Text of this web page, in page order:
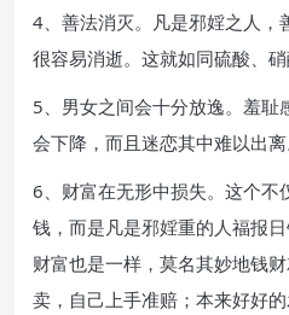
4、善法消灭。凡是邪婬之人，
很容易消逝。这就如同硫酸、硝
5、男女之间会十分放逸。羞耻
会下降，而且迷恋其中难以出离
6、财富在无形中损失。这个不
钱，而是凡是邪婬重的人福报
财富也是一样，莫名其妙地钱
卖，自己上手准赔；本来好好